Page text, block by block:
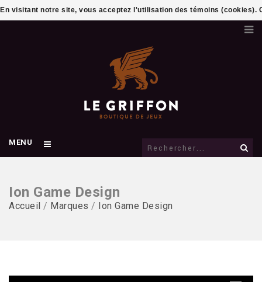
MENU
Ion Game Design
Accueil / Marques / Ion Game Design
En visitant notre site, vous acceptez l'utilisation des témoins